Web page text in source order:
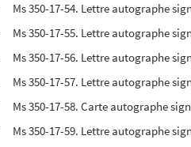
Ms 350-17-54. Lettre autographe
Ms 350-17-55. Lettre autographe
Ms 350-17-56. Lettre autographe
Ms 350-17-57. Lettre autographe
Ms 350-17-58. Carte autographe
Ms 350-17-59. Lettre autographe